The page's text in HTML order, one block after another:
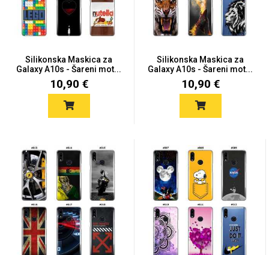
Silikonska Maskica za
Galaxy A10s - Šareni mot...
10,90 €
Silikonska Maskica za
Galaxy A10s - Šareni mot...
10,90 €